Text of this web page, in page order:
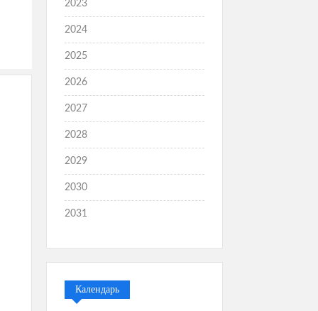
2023
2024
2025
2026
2027
2028
2029
2030
2031
Календарь